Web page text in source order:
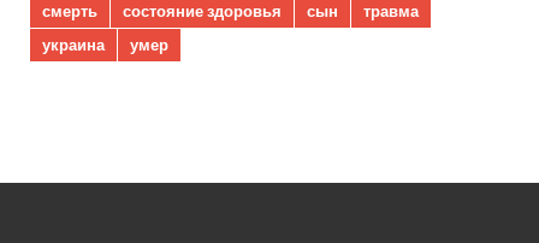
смерть
состояние здоровья сын
травма
украина
умер